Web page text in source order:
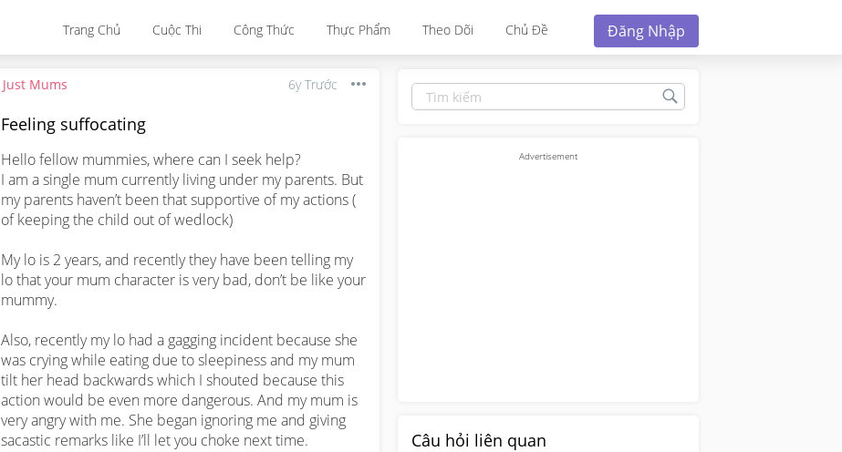
Trang Chủ Cuộc Thi Công Thức Thực Phẩm Theo Dõi Chủ Đề Đăng Nhập
Just Mums 6y Trước
Feeling suffocating
Hello fellow mummies, where can I seek help?
I am a single mum currently living under my parents. But
my parents haven’t been that supportive of my actions (
of keeping the child out of wedlock)
My lo is 2 years, and recently they have been telling my
lo that your mum character is very bad, don’t be like your
mummy.
Also, recently my lo had a gagging incident because she
was crying while eating due to sleepiness and my mum
tilt her head backwards which I shouted because this
action would be even more dangerous. And my mum is
very angry with me. She began ignoring me and giving
sacastic remarks like I’ll let you choke next time.
Câu hỏi liên quan